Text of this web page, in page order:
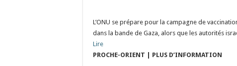
L’ONU se prépare pour la campagne de
dans la bande de Gaza, alors que les autorités
Lire
PROCHE-ORIENT | PLUS D’INFORMATION